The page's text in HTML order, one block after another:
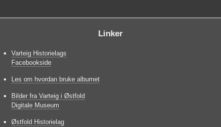
Linker
Varteig Historielags
Facebookside
Les om hvordan bruke albumet
Bilder fra Varteig i Østfold
Digitale Museum
Østfold Historielag